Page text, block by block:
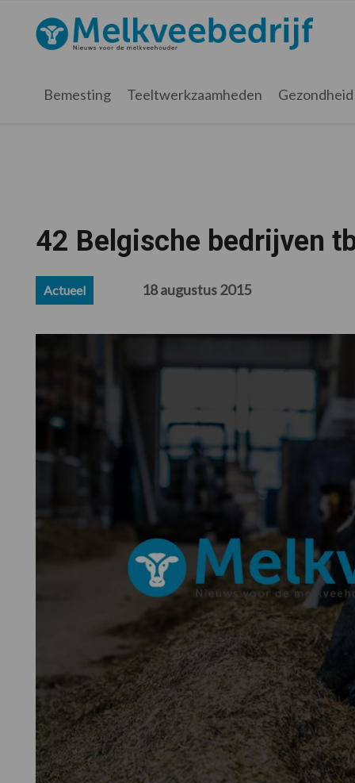
hoofdnavigatie
hoofd
eerste
voettekst
Melkveebedrijf.nl
Bemesting Teeltwerkzaamheden Gezondheid
42 Belgische bedrijven
Actueel 18 augustus 2015